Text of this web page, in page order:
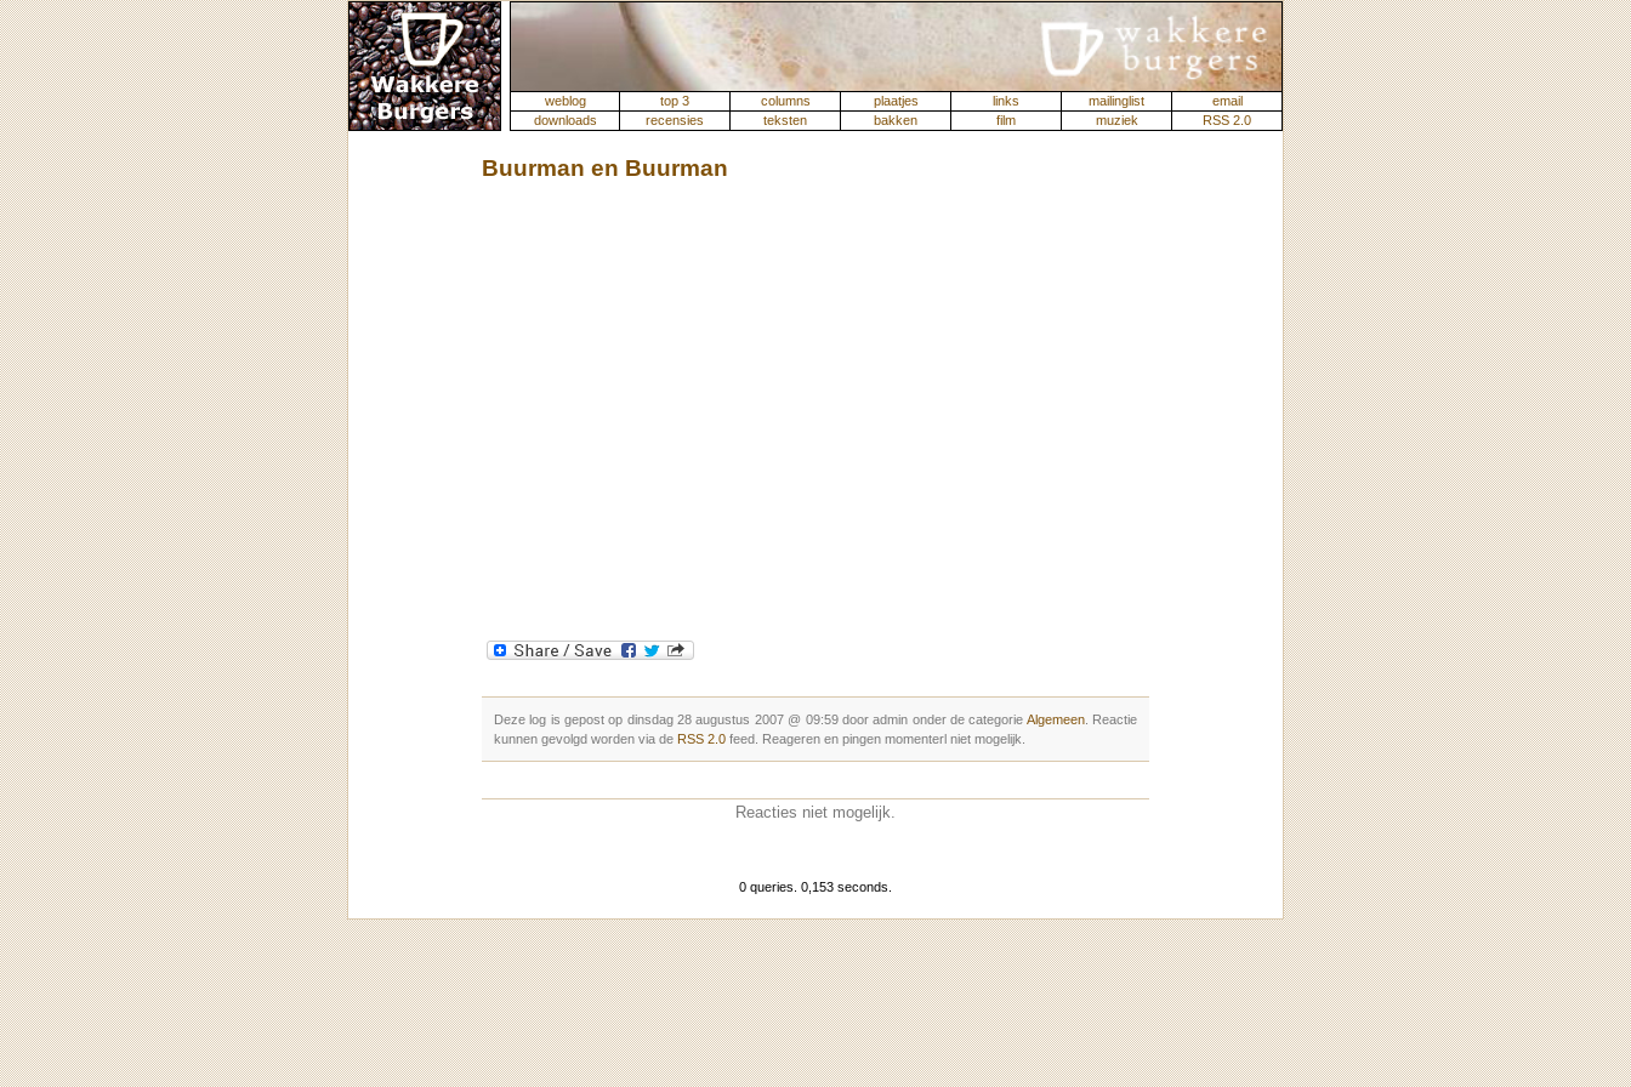
weblog top 3 columns plaatjes links mailinglist
email
downloads
recensies teksten bakken film muziek RSS 2.0
Buurman en Buurman
Deze log is gepost op dinsdag 28 augustus 2007 @ 09:59 door admin onder de categorie Algemeen. Reactie
kunnen gevolgd worden via de RSS 2.0 feed. Reageren en pingen momenterl niet mogelijk.
Reacties niet mogelijk.
0 queries. 0,153 seconds.